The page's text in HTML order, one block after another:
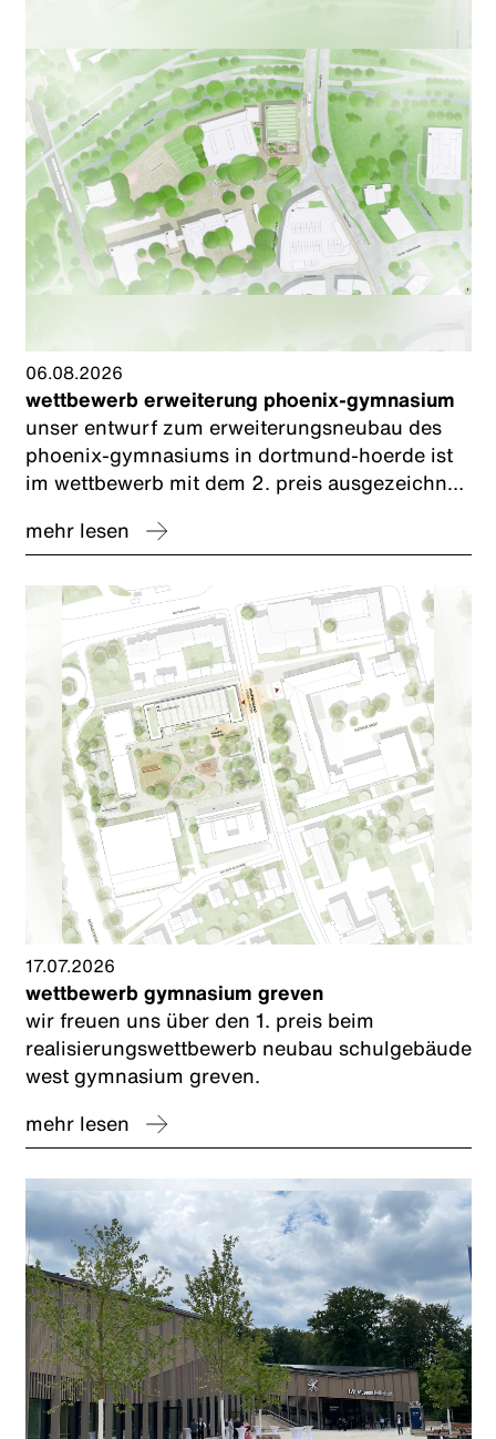
06.08.2026
wettbewerb erweiterung phoenix-gymnasium
unser entwurf zum erweiterungsneubau des
phoenix-gymnasiums in dortmund-hoerde ist
im wettbewerb mit dem 2. preis ausgezeichnet
unserem planungspartner caspar.
mehr lesen
17.07.2026
wettbewerb gymnasium greven
wir freuen uns über den 1. preis beim
realisierungswettbewerb neubau schulgebäude
west gymnasium greven.
mehr lesen